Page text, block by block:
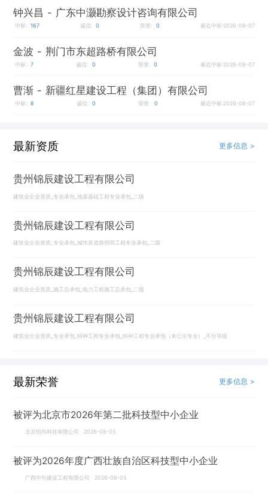
钟兴昌 - 广东中灏勘察设计咨询有限公司
中标: 167 诚信: 0 荣誉: 0 最近中标:2026-08-07
金波 - 荆门市东超路桥有限公司
中标: 7 诚信: 0 荣誉: 0 最近中标:2026-08-07
曹渐 - 新疆红星建设工程（集团）有限公司
中标: 8 诚信: 0 荣誉: 0 最近中标:2026-08-07
最新资质 更多信息 >
贵州锦辰建设工程有限公司
建筑业企业资质_专业承包_地基基础工程专业承包_二级
贵州锦辰建设工程有限公司
建筑业企业资质_专业承包_城市及道路照明工程专业承包_二级
贵州锦辰建设工程有限公司
建筑业企业资质_施工总承包_电力工程施工总承包_二级
贵州锦辰建设工程有限公司
建筑业企业资质_专业承包_特种工程专业承包_特种工程专业承包（未公示专业）_不分等级
最新荣誉 更多信息 >
被评为北京市2026年第二批科技型中小企业
北京恒尚科技有限公司 2026-08-05
被评为2026年度广西壮族自治区科技型中小企业
广西中珩建设工程有限公司 2026-08-05